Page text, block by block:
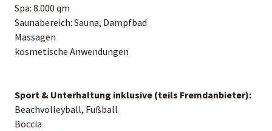
Spa: 8.000 qm
Saunabereich: Sauna, Dampfbad
Massagen
kosmetische Anwendungen
Sport & Unterhaltung inklusive (teils Fremdanbieter):
Beachvolleyball, Fußball
Boccia